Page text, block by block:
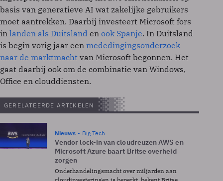
basis van generatieve AI wat zakelijke gebruikers
moet aantrekken. Daarbij investeert Microsoft fors
in landen als Duitsland en ook Spanje. In Duitsland
is begin vorig jaar een mededingingsonderzoek
naar de marktmacht van Microsoft begonnen. Het
gaat daarbij ook om de combinatie van Windows,
Office en clouddiensten.
GERELATEERDE ARTIKELEN
Nieuws Big Tech
Vendor lock-in van cloudreuzen AWS en
Microsoft Azure baart Britse overheid
zorgen
Onderhandelingsmacht over miljarden aan